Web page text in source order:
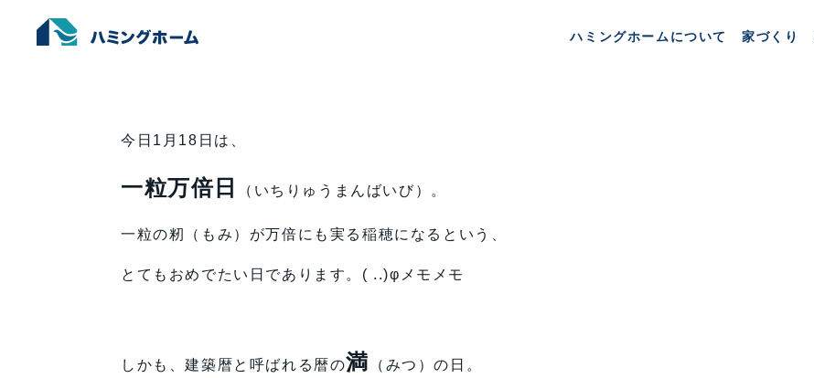
ハミングホームについて 家づくり
建て方 ＆ 棟上げ in 高鍋
今日1月18日は、
一粒万倍日 （いちりゅうまんばいび）。
一粒の籾（もみ）が万倍にも実る稲穂になるという、
とてもおめでたい日であります。( ..)φメモメモ
しかも、建築暦と呼ばれる暦の満 （みつ）の日。